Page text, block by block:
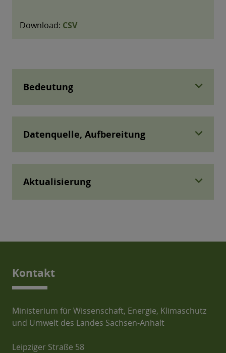
Bedeutung expand_more
Datenquelle, Aufbereitung expand_more
Aktualisierung expand_more
Kontakt
Ministerium für Wissenschaft, Energie, Klimaschutz
und Umwelt des Landes Sachsen-Anhalt
Leipziger Straße 58